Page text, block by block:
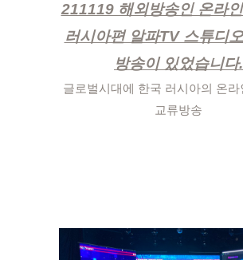
211119 해외방송인 온라
러시아편 알파TV 스튜디
방송이 있었습니다.
글로벌시대에 한국 러시아의 온라
교류방송